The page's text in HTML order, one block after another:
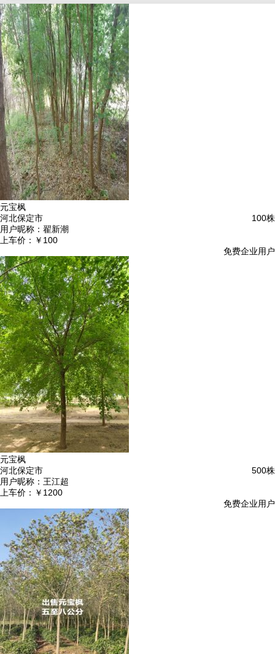
元宝枫
100株
河北保定市
用户昵称： 翟新潮
上车价： ￥100
免费企业用户
元宝枫
500株
河北保定市
用户昵称： 王江超
上车价： ￥1200
免费企业用户